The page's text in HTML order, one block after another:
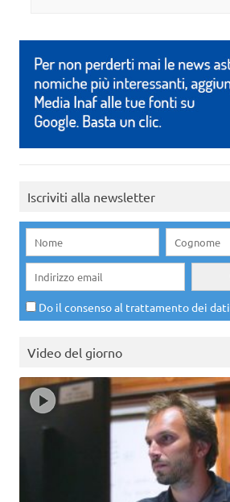
Iscriviti alla newsletter
Do il consenso al trattamento dei dati
Video del giorno